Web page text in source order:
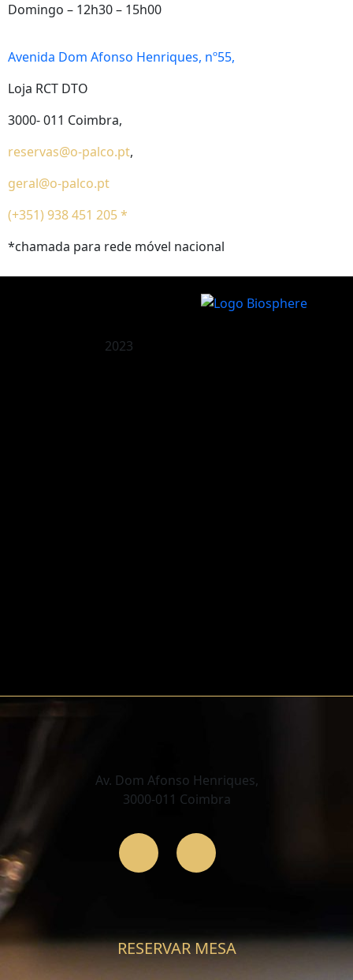
Domingo – 12h30 – 15h00
Avenida Dom Afonso Henriques, nº55,
Loja RCT DTO
3000- 011 Coimbra,
reservas@o-palco.pt,
geral@o-palco.pt
(+351) 938 451 205 *
*chamada para rede móvel nacional
2023
Av. Dom Afonso Henriques,
3000-011 Coimbra
RESERVAR MESA